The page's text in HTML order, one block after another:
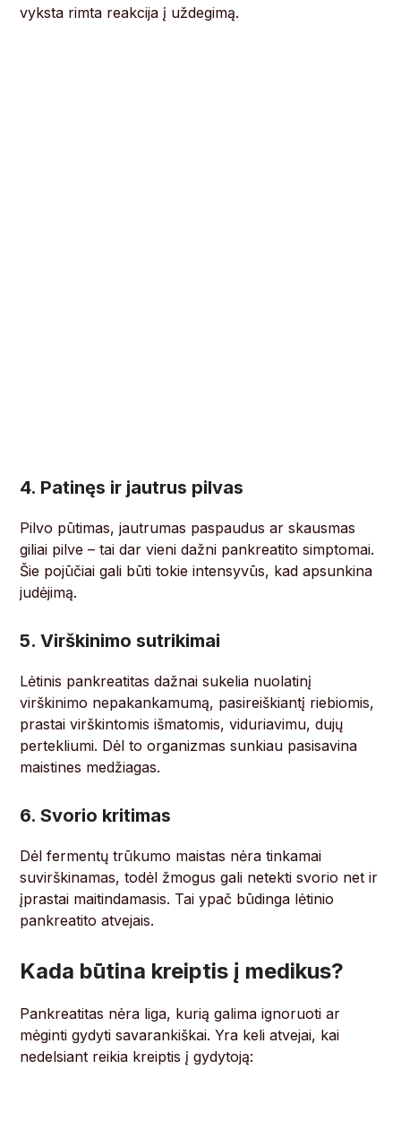
vyksta rimta reakcija į uždegimą.
4. Patinęs ir jautrus pilvas
Pilvo pūtimas, jautrumas paspaudus ar skausmas
giliai pilve – tai dar vieni dažni pankreatito simptomai.
Šie pojūčiai gali būti tokie intensyvūs, kad apsunkina
judėjimą.
5. Virškinimo sutrikimai
Lėtinis pankreatitas dažnai sukelia nuolatinį
virškinimo nepakankamumą, pasireiškiantį riebiomis,
prastai virškintomis išmatomis, viduriavimu, dujų
pertekliumi. Dėl to organizmas sunkiau pasisavina
maistines medžiagas.
6. Svorio kritimas
Dėl fermentų trūkumo maistas nėra tinkamai
suvirškinamas, todėl žmogus gali netekti svorio net ir
įprastai maitindamasis. Tai ypač būdinga lėtinio
pankreatito atvejais.
Kada būtina kreiptis į medikus?
Pankreatitas nėra liga, kurią galima ignoruoti ar
mėginti gydyti savarankiškai. Yra keli atvejai, kai
nedelsiant reikia kreiptis į gydytoją: